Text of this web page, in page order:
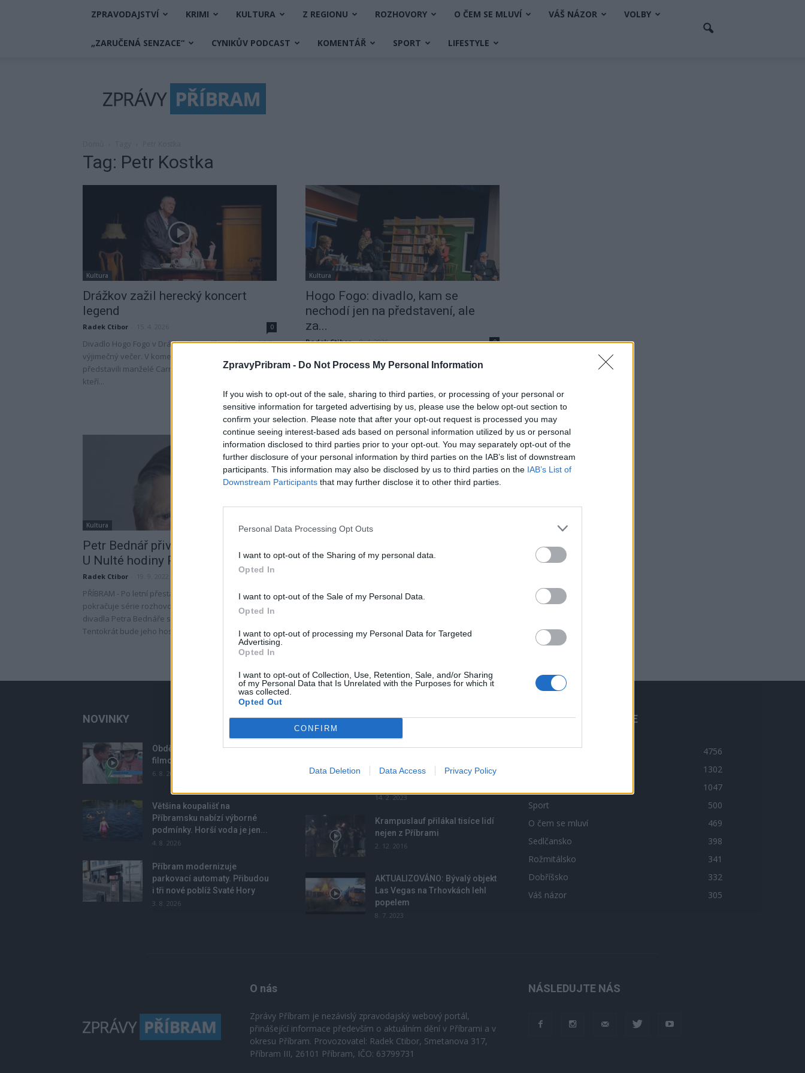
ZpravyPribram - Do Not Process My Personal Information
If you wish to opt-out of the sale, sharing to third parties, or processing of your personal or
sensitive information for targeted advertising by us, please use the below opt-out section to
confirm your selection. Please note that after your opt-out request is processed you may
continue seeing interest-based ads based on personal information utilized by us or personal
information disclosed to third parties prior to your opt-out. You may separately opt-out of the
further disclosure of your personal information by third parties on the IAB’s list of downstream
participants. This information may also be disclosed by us to third parties on the IAB’s List of
Downstream Participants that may further disclose it to other third parties.
Personal Data Processing Opt Outs
I want to opt-out of the Sharing of my personal data.
Opted In
I want to opt-out of the Sale of my Personal Data.
Opted In
I want to opt-out of processing my Personal Data for Targeted
Advertising.
Opted In
I want to opt-out of Collection, Use, Retention, Sale, and/or Sharing
of my Personal Data that Is Unrelated with the Purposes for which it
was collected.
Opted Out
CONFIRM
Data Deletion Data Access Privacy Policy
ZPRAVODAJSTVÍ KRIMI KULTURA Z REGIONU ROZHOVORY O ČEM SE MLUVÍ VÁŠ NÁZOR VOLBY
„ZARUČENÁ SENZACE“ CYNIKŮV PODCAST KOMENTÁŘ SPORT LIFESTYLE
Příbram
Tag: Petr Kostka
Kultura
Drážkov zažil herecký koncert
legend
Radek Ctibor 0
Divadlo Hogo Fogo v Drážkově na Příbramsku nabídlo
výjimečný večer. V komedii Oscar pro Emily se
představili manželé Carmen Mayerová a Petr Kostka,
kteří...
Kultura
Hogo Fogo: divadlo, kam se
nechodí jen na představení, ale
za...
Radek Ctibor - 8. 4. 2026 0
Hledáte místo, kde se na chvíli zastaví čas, kde se
zasmějete, dojmete a odcházíte s pocitem, že jste
Hogo Fogo v Drážkově nedaleko Kamýka nad
Vltavou.
Kultura
Petr Bednář přivítá v Kavárně
U Nulté hodiny Petra Kostku
Radek Ctibor
PŘÍBRAM - Po letní přestávce opět v divadlením klubu
pokračuje série rozhovorů ředitele příbramského
divadla Petra Bednáře se zajímavými osobnostmi.
Tentokrát bude jeho hostem...
NOVINKY
Obděnice vzpomínaly na
filmovou legendu
6. 8. 2026
Většina koupališť na
Příbramsku nabízí výborné
podmínky. Horší voda je jen...
4. 8. 2026
Příbram modernizuje
parkovací automaty. Přibudou
i tři nové poblíž Svaté Hory
3. 8. 2026
NEJČTENĚJŠÍ ČLÁNKY
Lazsko zřídilo transparentní
mamince, náhle postižené
14. 2. 2023
Krampuslauf přilákal tisíce lidí
nejen z Příbrami
2. 12. 2016
AKTUALIZOVÁNO: Bývalý objekt
Las Vegas na Trhovkách lehl
popelem
8. 7. 2023
OBLÍBENÉ KATEGORIE
Zpravodajství
4756
1302
1047
Sport
500
O čem se mluví
469
Sedlčansko
398
Rožmitálsko
341
Dobříšsko
332
Váš názor
305
O nás
Zprávy Příbram je nezávislý zpravodajský webový portál,
přinášející informace především o aktuálním dění v Příbrami a v
okresu Příbram. Provozovatel: Radek Ctibor, Smetanova 317,
Příbram III, 26101 Příbram, IČO: 63799731
NÁSLEDUJTE NÁS